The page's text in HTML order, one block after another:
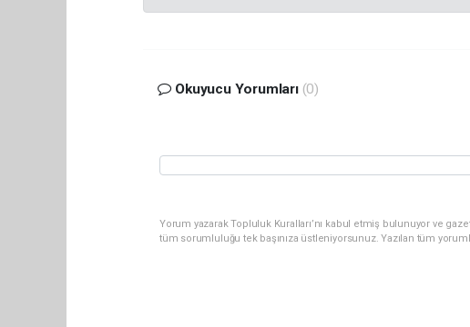
Okuyucu Yorumları (0)
Yorum yazarak Topluluk Kuralları’nı kabul etmiş bulunuyor ve
tüm sorumluluğu tek başınıza üstleniyorsunuz. Yazılan tüm